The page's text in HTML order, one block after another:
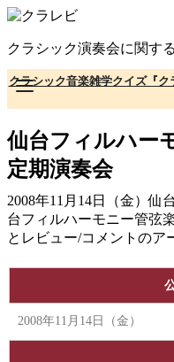
コ
テ
ン
ツ
へ
動
クラシック演奏会に関す
クラシック音楽雑学クイズ『
仙台フィルハー
定期演奏会
2008年11月14日（金）仙
台フィルハーモニー管弦
とレビュー/コメントのア
2008年11月14日（金）